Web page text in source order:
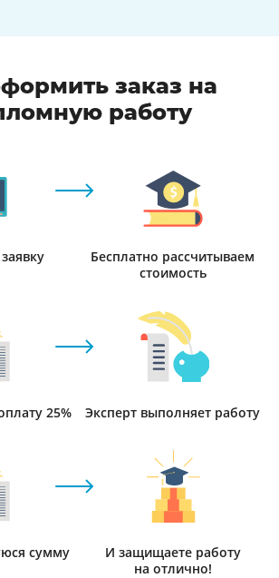
заказ на
работу
Бесплатно рассчитываем
стоимость
25% Эксперт выполняет работу
сумму
И защищаете работу
на отлично!